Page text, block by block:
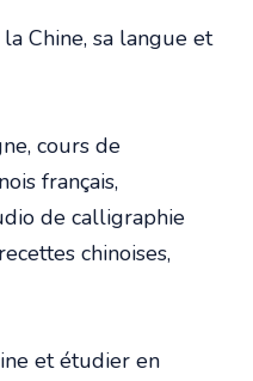
Chine, sa langue et
cours de
français,
de calligraphie
chinoises,
et étudier en